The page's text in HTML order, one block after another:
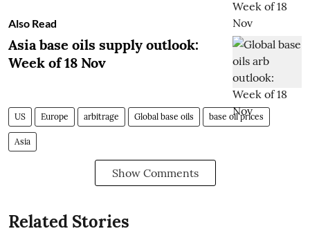
Also Read
Asia base oils supply outlook:
Week of 18 Nov
US Europe arbitrage Global base oils base oil prices
Asia
Show Comments
Related Stories